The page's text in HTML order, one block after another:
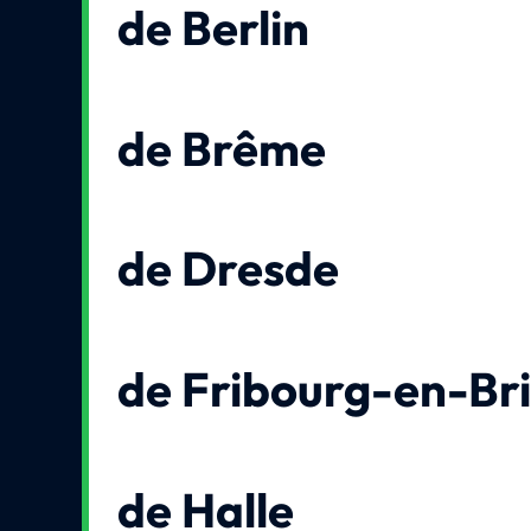
de Berlin
de Brême
de Dresde
de Fribourg-en-
de Halle